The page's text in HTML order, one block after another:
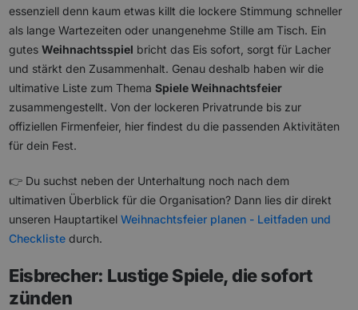
essenziell denn kaum etwas killt die lockere Stimmung schneller
als lange Wartezeiten oder unangenehme Stille am Tisch. Ein
gutesWeihnachtsspiel bricht das Eis sofort, sorgt für Lacher
und stärkt den Zusammenhalt. Genau deshalb haben wir die
ultimative Liste zum ThemaSpiele Weihnachtsfeier
zusammengestellt. Von der lockeren Privatrunde bis zur
offiziellen Firmenfeier, hier findest du die passenden Aktivitäten
für dein Fest.
👉 Du suchst neben der Unterhaltung noch nach dem
ultimativen Überblick für die Organisation? Dann lies dir direkt
unseren HauptartikelWeihnachtsfeier planen - Leitfaden und
Checkliste durch.
Eisbrecher: Lustige Spiele, die sofort
zünden